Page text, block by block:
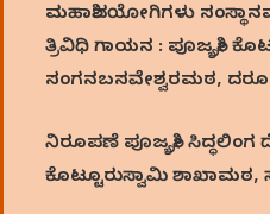
ಮಹಾಶಿವಯೋಗಿಗಳು
ತ್ರಿವಿಧಿ ಗಾಯನ : ಪೂಜ್ಯಶ್ರೀ
ಸಂಗನಬಸವೇಶ್ವರಮಠ,
ನಿರೂಪಣೆ ಪೂಜ್ಯಶ್ರೀ ಸಿದ್ಧಲಿಂಗ
ಕೊಟ್ಟೂರುಸ್ವಾಮಿ